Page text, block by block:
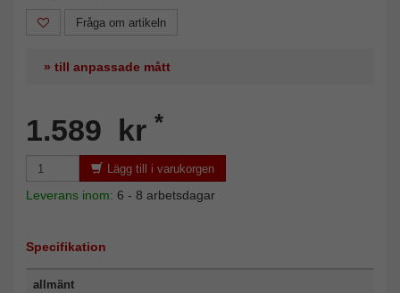
Fråga om artikeln
» till anpassade mått
1.589 kr *
Lägg till i varukorgen
Leverans inom: 6 - 8 arbetsdagar
Specifikation
allmänt